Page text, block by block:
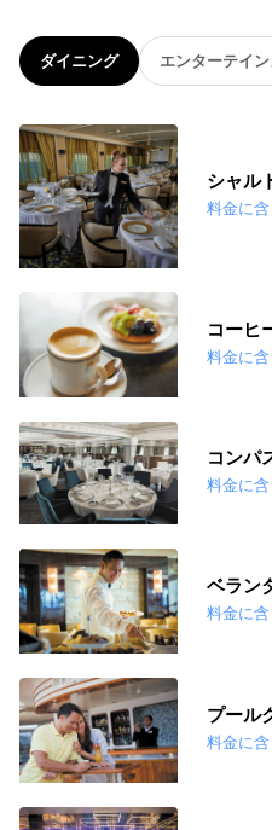
ダイニング エンターテイ
シャル
料金に
コーヒ
料金に
コンパ
料金に
ベラン
料金に
プール
料金に